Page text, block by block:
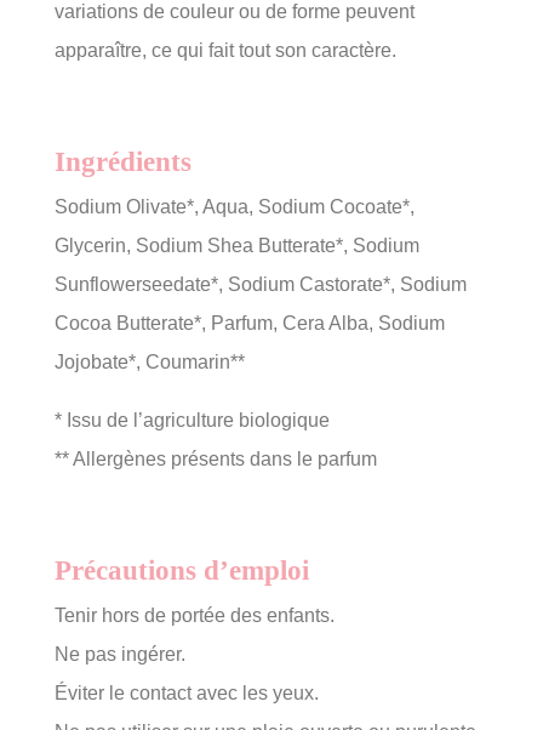
variations de couleur ou de forme peuvent
apparaître, ce qui fait tout son caractère.
Ingrédients
Sodium Olivate*, Aqua, Sodium Cocoate*,
Glycerin, Sodium Shea Butterate*, Sodium
Sunflowerseedate*, Sodium Castorate*, Sodium
Cocoa Butterate*, Parfum, Cera Alba, Sodium
Jojobate*, Coumarin**
* Issu de l’agriculture biologique
** Allergènes présents dans le parfum
Précautions d’emploi
Tenir hors de portée des enfants.
Ne pas ingérer.
Éviter le contact avec les yeux.